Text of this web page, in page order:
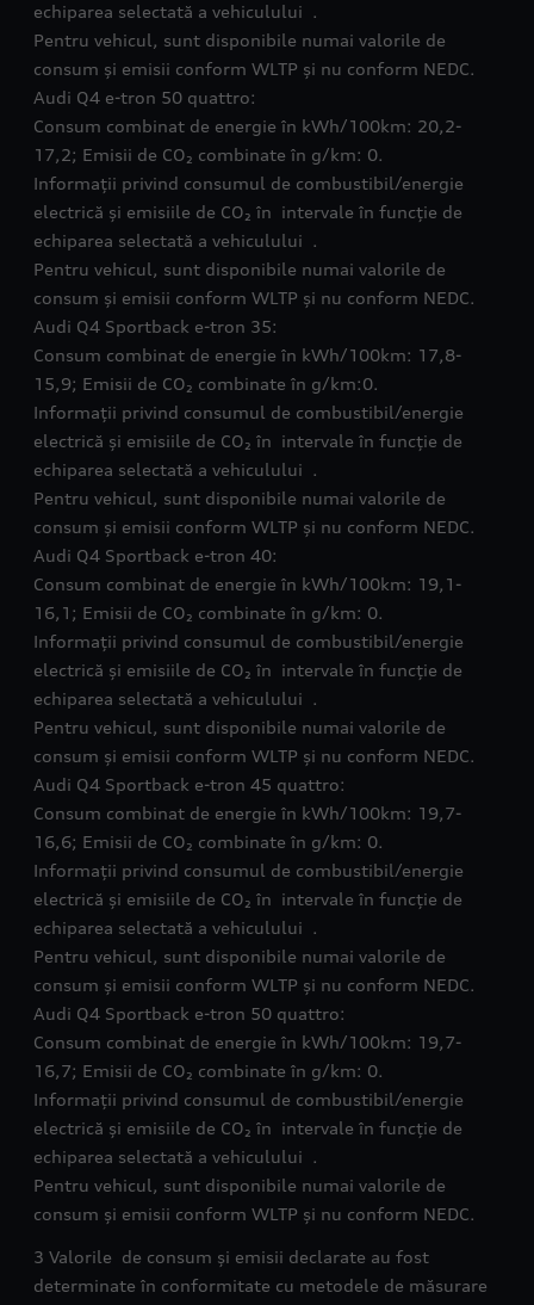
echiparea selectată a vehiculului .
Pentru vehicul, sunt disponibile numai valorile de
consum și emisii conform WLTP și nu conform NEDC.
Audi Q4 e-tron 50 quattro:
Consum combinat de energie în kWh/100km: 20,2-
17,2; Emisii de CO₂ combinate în g/km: 0.
Informații privind consumul de combustibil/energie
electrică și emisiile de CO₂ în intervale în funcție de
echiparea selectată a vehiculului .
Pentru vehicul, sunt disponibile numai valorile de
consum și emisii conform WLTP și nu conform NEDC.
Audi Q4 Sportback e-tron 35:
Consum combinat de energie în kWh/100km: 17,8-
15,9; Emisii de CO₂ combinate în g/km:0.
Informații privind consumul de combustibil/energie
electrică și emisiile de CO₂ în intervale în funcție de
echiparea selectată a vehiculului .
Pentru vehicul, sunt disponibile numai valorile de
consum și emisii conform WLTP și nu conform NEDC.
Audi Q4 Sportback e-tron 40:
Consum combinat de energie în kWh/100km: 19,1-
16,1; Emisii de CO₂ combinate în g/km: 0.
Informații privind consumul de combustibil/energie
electrică și emisiile de CO₂ în intervale în funcție de
echiparea selectată a vehiculului .
Pentru vehicul, sunt disponibile numai valorile de
consum și emisii conform WLTP și nu conform NEDC.
Audi Q4 Sportback e-tron 45 quattro:
Consum combinat de energie în kWh/100km: 19,7-
16,6; Emisii de CO₂ combinate în g/km: 0.
Informații privind consumul de combustibil/energie
electrică și emisiile de CO₂ în intervale în funcție de
echiparea selectată a vehiculului .
Pentru vehicul, sunt disponibile numai valorile de
consum și emisii conform WLTP și nu conform NEDC.
Audi Q4 Sportback e-tron 50 quattro:
Consum combinat de energie în kWh/100km: 19,7-
16,7; Emisii de CO₂ combinate în g/km: 0.
Informații privind consumul de combustibil/energie
electrică și emisiile de CO₂ în intervale în funcție de
echiparea selectată a vehiculului .
Pentru vehicul, sunt disponibile numai valorile de
consum și emisii conform WLTP și nu conform NEDC.
3 Valorile de consum și emisii declarate au fost
determinate în conformitate cu metodele de măsurare